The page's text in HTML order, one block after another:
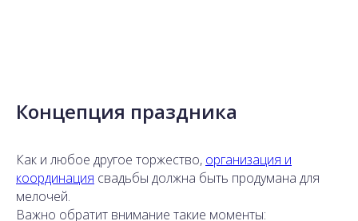
Концепция праздника
Как и любое другое торжество, организация и
координация свадьбы должна быть продумана для
мелочей.
Важно обратит внимание такие моменты: